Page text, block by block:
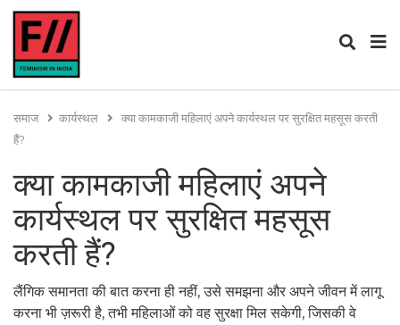
समाज कार्यस्थल
क्या कामकाजी महिलाएं अपने कार्यस्थल पर सुरक्षित महसूस करती
हैं?
क्या कामकाजी महिलाएं अपने
कार्यस्थल पर सुरक्षित महसूस
करती हैं?
लैंगिक समानता की बात करना ही नहीं, उसे समझना और अपने जीवन में लागू
करना भी ज़रूरी है, तभी महिलाओं को वह सुरक्षा मिल सकेगी, जिसकी वे